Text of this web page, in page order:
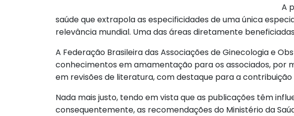
A
saúde que extrapola as especificidades de uma única
relevância mundial. Uma das áreas diretamente
A Federação Brasileira das Associações de Ginecologia e
conhecimentos em amamentação para os associados, por
em revisões de literatura, com destaque para a
Nada mais justo, tendo em vista que as publicações têm
consequentemente, as recomendações do Ministério da